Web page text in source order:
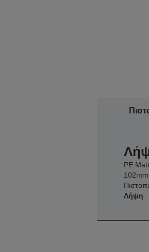
PE
Λήψη